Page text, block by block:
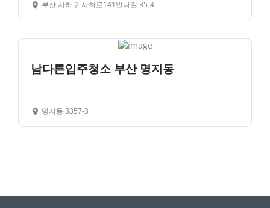
부산 사하구 사하로141번나길 35-4
남다른입주청소 부산 명지동
명지동 3357-3